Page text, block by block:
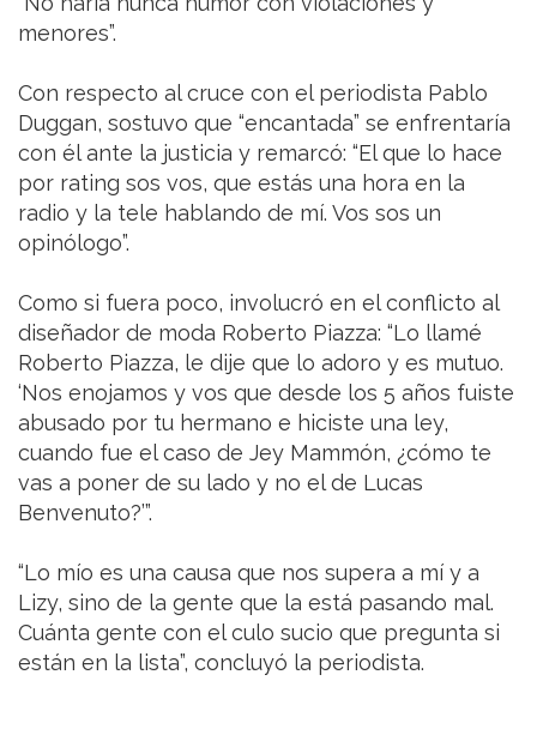
menores”.
Con respecto al cruce con el periodista Pablo
Duggan, sostuvo que “encantada” se enfrentaría
con él ante la justicia y remarcó: “El que lo hace
por rating sos vos, que estás una hora en la
radio y la tele hablando de mí. Vos sos un
opinólogo”.
Como si fuera poco, involucró en el conflicto al
diseñador de moda Roberto Piazza: “Lo llamé
Roberto Piazza, le dije que lo adoro y es mutuo.
‘Nos enojamos y vos que desde los 5 años fuiste
abusado por tu hermano e hiciste una ley,
cuando fue el caso de Jey Mammón, ¿cómo te
vas a poner de su lado y no el de Lucas
Benvenuto?’”.
“Lo mío es una causa que nos supera a mí y a
Lizy, sino de la gente que la está pasando mal.
Cuánta gente con el culo sucio que pregunta si
están en la lista”, concluyó la periodista.